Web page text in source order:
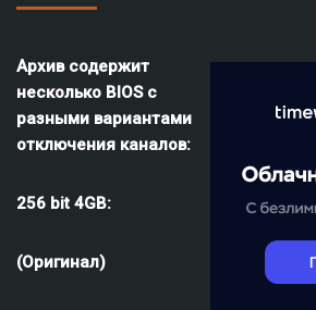
Архив содержит
несколько BIOS с
разными вариантами
отключения каналов:
256 bit 4GB:
(Оригинал)